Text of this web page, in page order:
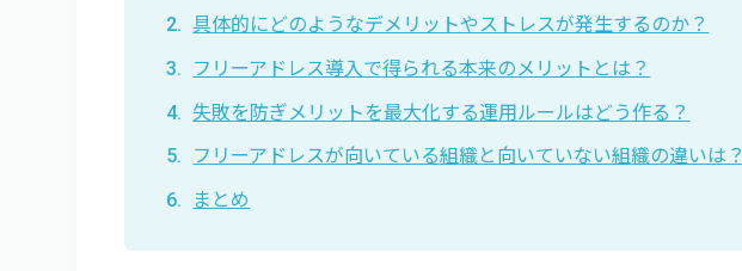
具体的にどのようなデメリットやストレスが発生するのか？
フリーアドレス導入で得られる本来のメリットとは？
失敗を防ぎメリットを最大化する運用ルールはどう作る？
フリーアドレスが向いている組織と向いていない組織の違いは？
まとめ